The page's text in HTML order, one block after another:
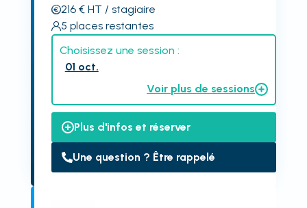
216€ HT / stagiaire
5 places restantes
Choisissez une session :
01 oct.
Voir plus de sessions
Plus d'infos et réserver
Une question ? Être rappelé